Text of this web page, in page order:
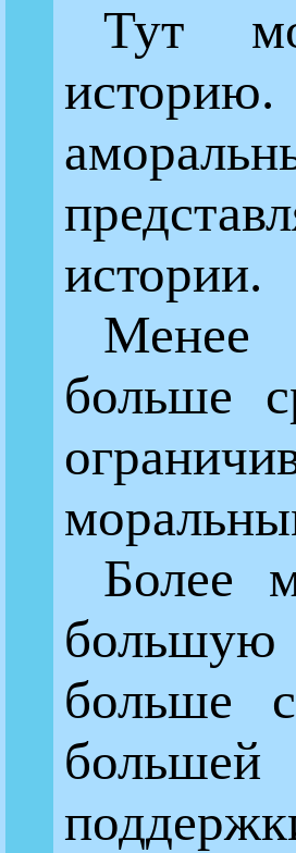
Тут
истории.
больше
Более
больше